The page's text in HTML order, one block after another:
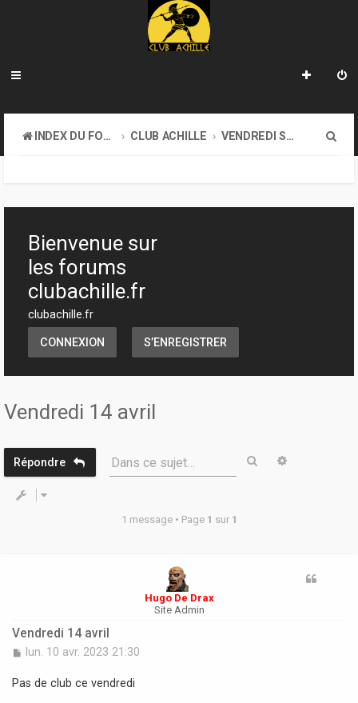
INDEX DU FORUM CLUB ACHILLE VENDREDI SOIR D'ACHILLE
h
Bienvenue sur
les forums
clubachille.fr
clubachille.fr
CONNEXION S’ENREGISTRER
Vendredi 14 avril
Répondre Dans ce sujet… Rechercher
1 message • Page 1 sur 1
Hugo De Drax
Site Admin
Vendredi 14 avril
M
s
lun. 10 avr. 2023 21:30
Pas de club ce vendredi